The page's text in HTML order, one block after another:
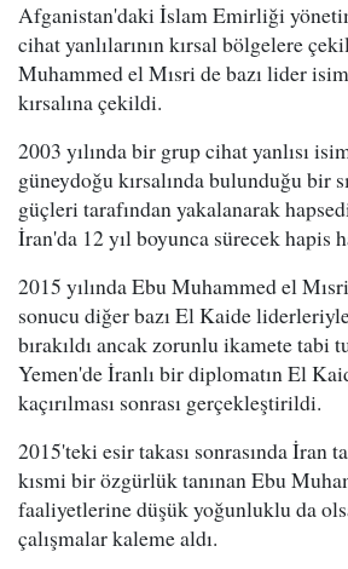
Afganistan'daki İslam Emirliği
cihat yanlılarının kırsal bölgelere
Muhammed el Mısri de bazı lider
kırsalına çekildi.
2003 yılında bir grup cihat yanlısı
güneydoğu kırsalında bulunduğu bir
güçleri tarafından yakalanarak
İran'da 12 yıl boyunca sürecek hapis
2015 yılında Ebu Muhammed el
sonucu diğer bazı El Kaide
bırakıldı ancak zorunlu ikamete tabi
Yemen'de İranlı bir diplomatın El
kaçırılması sonrası gerçekleştirildi.
2015'teki esir takası sonrasında İran
kısmi bir özgürlük tanınan Ebu
faaliyetlerine düşük yoğunluklu da
çalışmalar kaleme aldı.